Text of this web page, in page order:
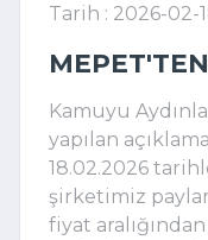
Tarih : 2026-02-
Kamuyu
yapılan
18.02.2026
şirketimiz
fiyat